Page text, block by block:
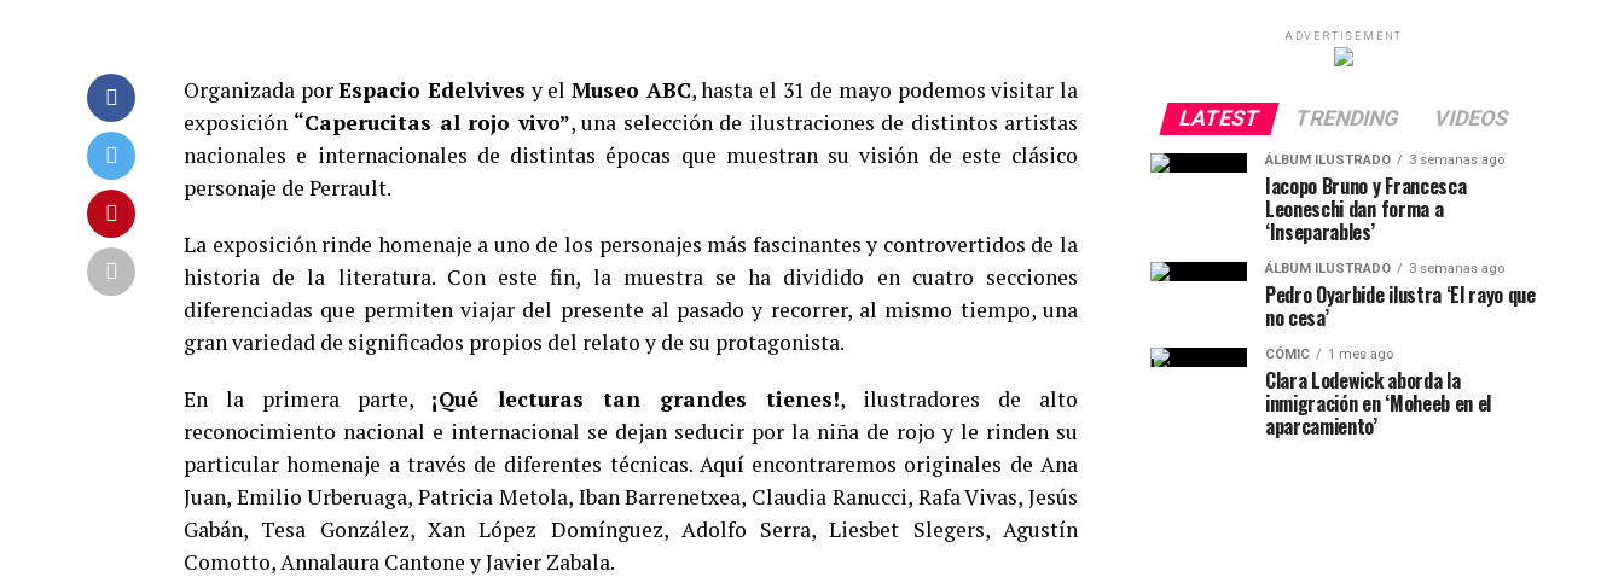
Organizada porEspacio Edelvives y elMuseo ABC, hasta el 31 de mayo podemos visitar la
exposición “Caperucitas al rojo vivo”, una selección de ilustraciones de distintos artistas
nacionales e internacionales de distintas épocas que muestran su visión de este clásico
personaje de Perrault.
La exposición rinde homenaje a uno de los personajes más fascinantes y controvertidos de la
historia de la literatura. Con este fin, la muestra se ha dividido en cuatro secciones
diferenciadas que permiten viajar del presente al pasado y recorrer, al mismo tiempo, una
gran variedad de significados propios del relato y de su protagonista.
En la primera parte, ¡Qué lecturas tan grandes tienes!, ilustradores de alto
reconocimiento nacional e internacional se dejan seducir por la niña de rojo y le rinden su
particular homenaje a través de diferentes técnicas. Aquí encontraremos originales de Ana
Juan, Emilio Urberuaga, Patricia Metola, Iban Barrenetxea, Claudia Ranucci, Rafa Vivas, Jesús
Gabán, Tesa González, Xan López Domínguez, Adolfo Serra, Liesbet Slegers, Agustín
Comotto, Annalaura Cantone y Javier Zabala.
ADVERTISEMENT
LATEST TRENDING VIDEOS
ÁLBUM ILUSTRADO 3 semanas ago
Iacopo Bruno y Francesca
Leoneschi dan forma a
‘Inseparables’
ÁLBUM ILUSTRADO 3 semanas ago
Pedro Oyarbide ilustra ‘El rayo que
no cesa’
CÓMIC 1 mes ago
Clara Lodewick aborda la
inmigración en ‘Moheeb en el
aparcamiento’